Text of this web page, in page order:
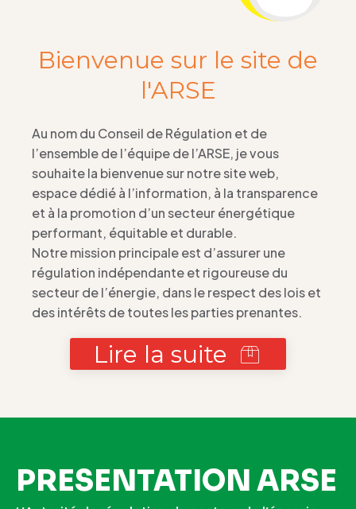
Bienvenue sur le site de
l'ARSE
Au nom du Conseil de Régulation et de
l’ensemble de l’équipe de l’ARSE, je vous
souhaite la bienvenue sur notre site web,
espace dédié à l’information, à la transparence
et à la promotion d’un secteur énergétique
performant, équitable et durable.
Notre mission principale est d’assurer une
régulation indépendante et rigoureuse du
secteur de l’énergie, dans le respect des lois et
des intérêts de toutes les parties prenantes.
Lire la suite
PRESENTATION ARSE